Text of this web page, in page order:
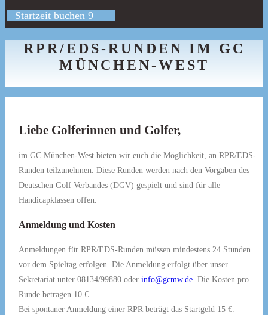
Startzeit buchen
RPR/EDS-RUNDEN IM GC
MÜNCHEN-WEST
Liebe Golferinnen und Golfer,
im GC München-West bieten wir euch die Möglichkeit, an RPR/EDS-
Runden teilzunehmen. Diese Runden werden nach den Vorgaben des
Deutschen Golf Verbandes (DGV) gespielt und sind für alle
Handicapklassen offen.
Anmeldung und Kosten
Anmeldungen für RPR/EDS-Runden müssen mindestens 24 Stunden
vor dem Spieltag erfolgen. Die Anmeldung erfolgt über unser
Sekretariat unter 08134/99880 oder info@gcmw.de . Die Kosten pro
Runde betragen 10 €.
Bei spontaner Anmeldung einer RPR beträgt das Startgeld 15 €.